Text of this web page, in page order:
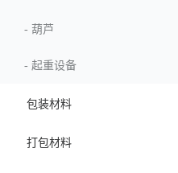
- 葫芦
- 起重设备
包装材料
打包材料